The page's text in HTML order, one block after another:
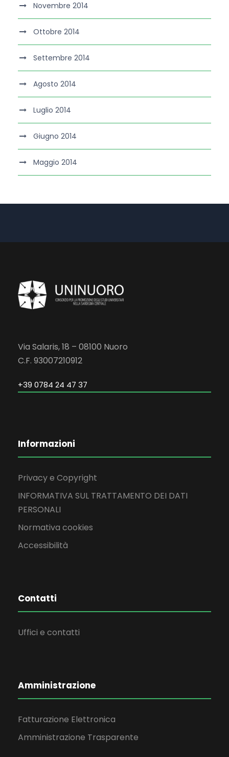
Novembre 2014
Ottobre 2014
Settembre 2014
Agosto 2014
Luglio 2014
Giugno 2014
Maggio 2014
Via Salaris, 18 – 08100 Nuoro
C.F. 93007210912
+39 0784 24 47 37
Informazioni
Privacy e Copyright
INFORMATIVA SUL TRATTAMENTO DEI DATI
PERSONALI
Normativa cookies
Accessibilità
Contatti
Uffici e contatti
Amministrazione
Fatturazione Elettronica
Amministrazione Trasparente